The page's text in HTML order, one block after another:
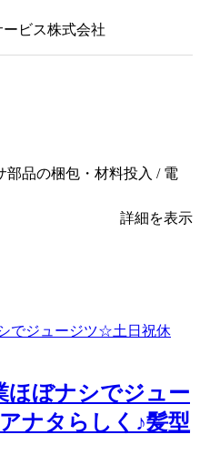
ビス株式会社
部品の梱包・材料投入 / 電
詳細を表示
ほぼナシでジュー
ナタらしく♪髪型